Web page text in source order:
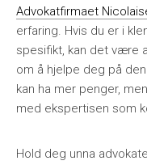
Advokatfirmaet
erfaring. Hvis du er i
spesifikt, kan det være
om å hjelpe deg på
kan ha mer penger,
med ekspertisen som
Hold deg unna